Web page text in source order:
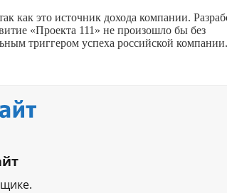
как это источник дохода компании.
«Проекта 111» не произошло бы без
триггером успеха российской компании.